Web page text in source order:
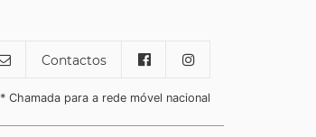
Contactos
* Chamada para a rede móvel nacional